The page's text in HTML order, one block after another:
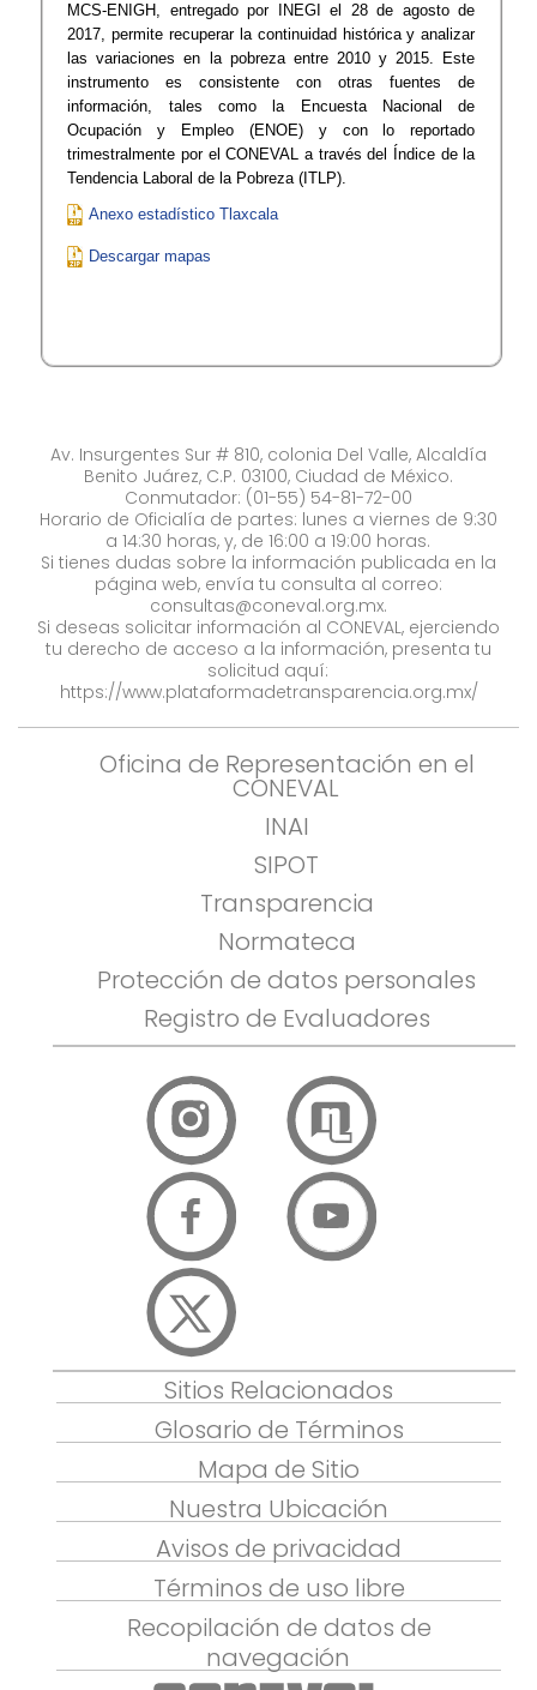
MCS-ENIGH, entregado por INEGI el 28 de agosto de
2017, permite recuperar la continuidad histórica y analizar
las variaciones en la pobreza entre 2010 y 2015. Este
instrumento es consistente con otras fuentes de
información, tales como la Encuesta Nacional de
Ocupación y Empleo (ENOE) y con lo reportado
trimestralmente por el CONEVAL a través del Índice de la
Tendencia Laboral de la Pobreza (ITLP).
Anexo estadístico Tlaxcala
Descargar mapas
Av. Insurgentes Sur # 810, colonia Del Valle, Alcaldía
Benito Juárez, C.P. 03100, Ciudad de México.
Conmutador: (01-55) 54-81-72-00
Horario de Oficialía de partes: lunes a viernes de 9:30
a 14:30 horas, y, de 16:00 a 19:00 horas.
Si tienes dudas sobre la información publicada en la
página web, envía tu consulta al correo:
consultas@coneval.org.mx.
Si deseas solicitar información al CONEVAL, ejerciendo
tu derecho de acceso a la información, presenta tu
solicitud aquí:
https://www.plataformadetransparencia.org.mx/
Oficina de Representación en el
CONEVAL
INAI
SIPOT
Transparencia
Normateca
Protección de datos personales
Registro de Evaluadores
Sitios Relacionados
Glosario de Términos
Mapa de Sitio
Nuestra Ubicación
Avisos de privacidad
Términos de uso libre
Recopilación de datos de
navegación